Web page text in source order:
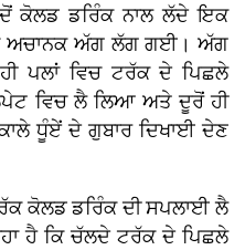
ਕੋਲਡ ਡਰਿੰਕ ਨਾਲ ਲੱਦੇ ਇਕ
ਅਚਾਨਕ ਅੱਗ ਲੱਗ ਗਈ। ਅੱਗ
ਪਲਾਂ ਵਿਚ ਟਰੱਕ ਦੇ ਪਿਛਲੇ
ਵਿਚ ਲੈ ਲਿਆ ਅਤੇ ਦੂਰੋਂ ਹੀ
ਧੂੰਏਂ ਦੇ ਗੁਬਾਰ ਦਿਖਾਈ ਦੇਣ
ਕੋਲਡ ਡਰਿੰਕ ਦੀ ਸਪਲਾਈ ਲੈ
ਹੈ ਕਿ ਚੱਲਦੇ ਟਰੱਕ ਦੇ ਪਿਛਲੇ